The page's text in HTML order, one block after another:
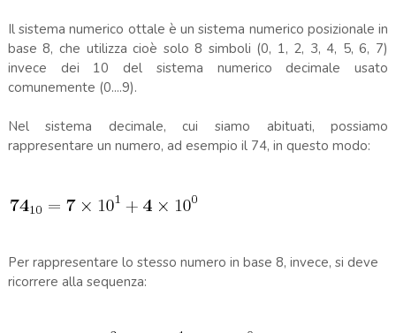
Il sistema numerico ottale è un sistema numerico posizionale in
base 8, che utilizza cioè solo 8 simboli (0, 1, 2, 3, 4, 5, 6, 7)
invece dei 10 del sistema numerico decimale usato
comunemente (0....9).
Nel sistema decimale, cui siamo abituati, possiamo
rappresentare un numero, ad esempio il 74, in questo modo:
Per rappresentare lo stesso numero in base 8, invece, si deve
ricorrere alla sequenza: